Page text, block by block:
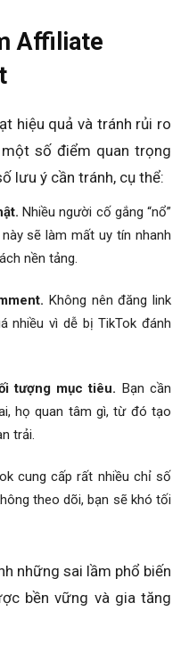
Affiliate
hiệu quả và tránh rủi ro
số điểm quan trọng
lưu ý cần tránh, cụ thể:
Nhiều người cố gắng “nổ”
sẽ làm mất uy tín nhanh
nền tảng.
Không nên đăng link
nhiều vì dễ bị TikTok đánh
tượng mục tiêu. Bạn cần
họ quan tâm gì, từ đó tạo
trải.
cung cấp rất nhiều chỉ số
theo dõi, bạn sẽ khó tối
những sai lầm phổ biến
bền vững và gia tăng